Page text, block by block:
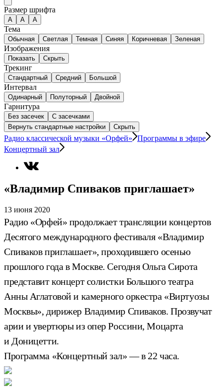
Размер шрифта
А A A
Тема
Обычная Светлая Темная Синяя Коричневая Зеленая
Изображения
Показать Скрыть
Трекинг
Стандартный Средний Большой
Интервал
Одинарный Полуторный Двойной
Гарнитура
Без засечек
С засечками
Вернуть стандартные настройки
Скрыть
Радио классической музыки «Орфей»
Программы в эфире
Концертный зал
«Владимир Спиваков приглашает»
13 июня 2020
Радио «Орфей» продолжает трансляции концертов
Десятого международного фестиваля «Владимир
Спиваков приглашает», проходившего осенью
прошлого года в Москве. Сегодня Ольга Сирота
представит концерт солистки Большого театра
Анны Аглатовой и камерного оркестра «Виртуозы
Москвы», дирижер Владимир Спиваков. Прозвучат
арии и увертюры из опер Россини, Моцарта
и Доницетти.
Программа «Концертный зал» — в 22 часа.